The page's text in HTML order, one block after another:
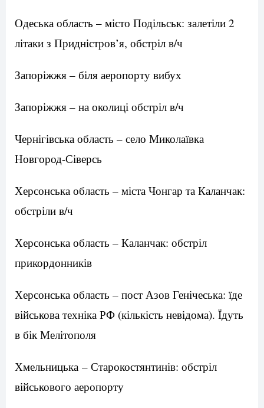
Одеська область – місто Подільськ: залетіли 2
літаки з Придністров’я, обстріл в/ч
Запоріжжя – біля аеропорту вибух
Запоріжжя – на околиці обстріл в/ч
Чернігівська область – село Миколаївка
Новгород-Сіверсь
Херсонська область – міста Чонгар та Каланчак:
обстріли в/ч
Херсонська область – Каланчак: обстріл
прикордонників
Херсонська область – пост Азов Генічеська: їде
військова техніка РФ (кількість невідома). Їдуть
в бік Мелітополя
Хмельницька – Старокостянтинів: обстріл
військового аеропорту